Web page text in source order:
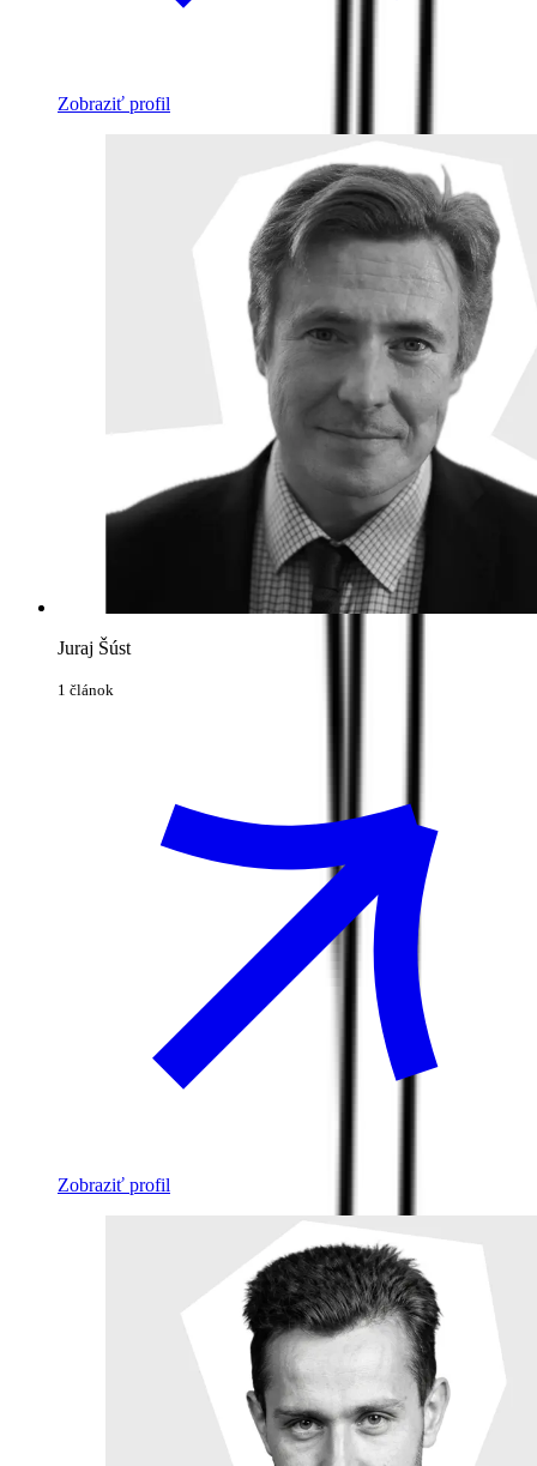
Zobraziť profil
Juraj Šúst
1 článok
Zobraziť profil